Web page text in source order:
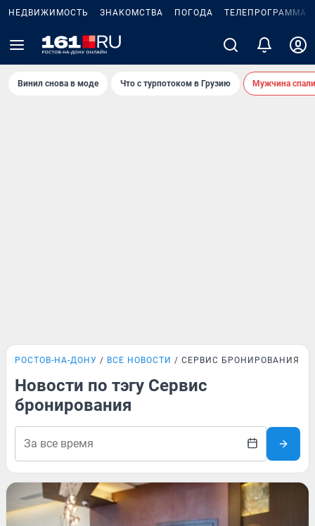
НЕДВИЖИМОСТЬ ЗНАКОМСТВА ПОГОДА ТЕЛЕПРОГРАММА
Винил снова в моде Что с турпотоком в Грузию Мужчина
РОСТОВ-НА-ДОНУ ВСЕ НОВОСТИ СЕРВИС БРОНИРОВАНИЯ
Новости по тэгу Сервис
бронирования